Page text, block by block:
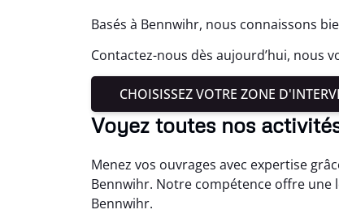
Basés à Bennwihr, nous connaissons
Contactez-nous dès aujourd’hui, nous
CHOISISSEZ VOTRE ZONE
Voyez toutes nos
Menez vos ouvrages avec expertise
Bennwihr. Notre compétence offre une
Bennwihr.